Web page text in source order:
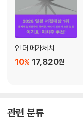
인 더 메가처치
17,820원
10%
관련 분류